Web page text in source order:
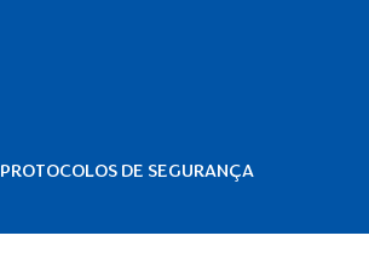
PROTOCOLOS DE SEGURANÇA